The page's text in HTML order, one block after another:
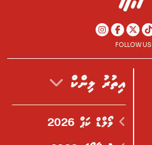
FOLLOW US
އިތުރު ލިންކް
ވޯލްޑް ކަޕް 2026